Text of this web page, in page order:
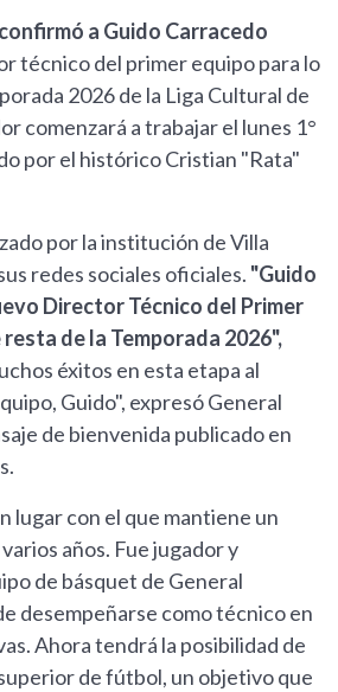
a Guido Carracedo
técnico del primer equipo para lo
2026 de la Liga Cultural de
comenzará a trabajar el lunes 1°
por el histórico Cristian "Rata"
por la institución de Villa
redes sociales oficiales. "Guido
Director Técnico del Primer
de la Temporada 2026",
éxitos en esta etapa al
Guido", expresó General
de bienvenida publicado en
lugar con el que mantiene un
años. Fue jugador y
de básquet de General
desempeñarse como técnico en
Ahora tendrá la posibilidad de
de fútbol, un objetivo que